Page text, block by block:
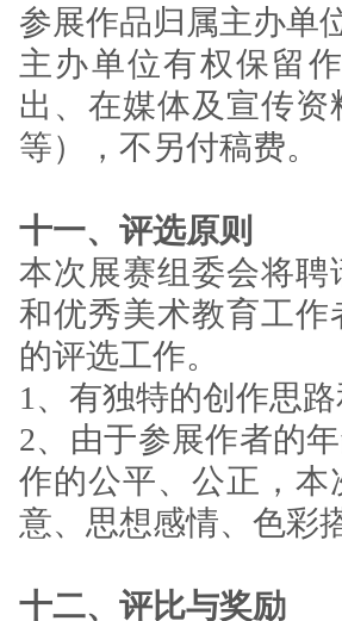
参展作品归属主办单
主办单位有权保留
出、在媒体及宣传
等），不另付稿费。
十一、评选原则
本次展赛组委会将
和优秀美术教育工
的评选工作。
1、有独特的创作思
2、由于参展作者的
作的公平、公正，
意、思想感情、色彩
十二、评比与奖励